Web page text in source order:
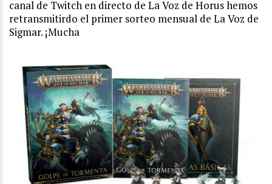
canal de Twitch en directo de La Voz de Horus hemos
retransmitirdo el primer sorteo mensual de La Voz de
Sigmar. ¡Mucha